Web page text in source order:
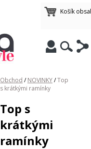
Košík
Obchod / NOVINKY/Top
s krátkými ramínky
Top s
krátkými
ramínky